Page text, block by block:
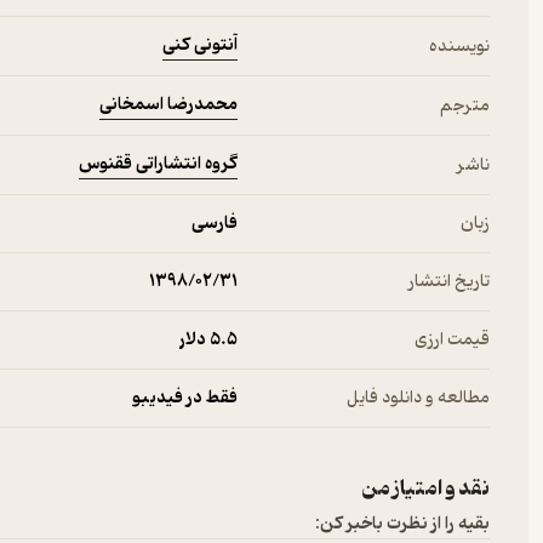
سنتی بود که از زمانی که ارسطو در در باره تفسیر نوشت: «اصوات
فرهاد با جمله «انقلاب حتمی است» قابل بیان است. برخی بر این باورند
ماهیت اندیشه را هم روشن می‌سازد. فیلسوفِ زبان در آنِ واحد هر
فلسفه رساله درصدد است آنچه را اندیشیدنی است از طریق نشان دادنِ
نویسنده آنتونی کنی
مترجم محمدرضا اسمخانی
ناشر گروه انتشاراتی ققنوس
زبان فارسی
تاریخ انتشار ۱۳۹۸/۰۲/۳۱
قیمت ارزی 5.۵ دلار
مطالعه و دانلود فایل فقط در فیدیبو
نقد و امتیاز من
بقیه را از نظرت باخبر کن: